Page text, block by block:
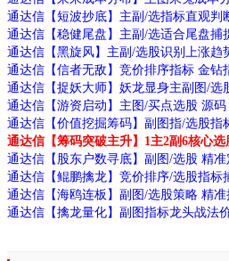
通达信【信者无敌】竞价排序指标 金钻
通达信【捉妖大师】妖龙显身主副图/选
通达信【游资启动】主图/买点选股 源码
通达信【股东户数寻底】副图/选股 精
通达信【海鸥连板】副图/选股策略 精
通达信【擒龙量化】副图指标龙头战法